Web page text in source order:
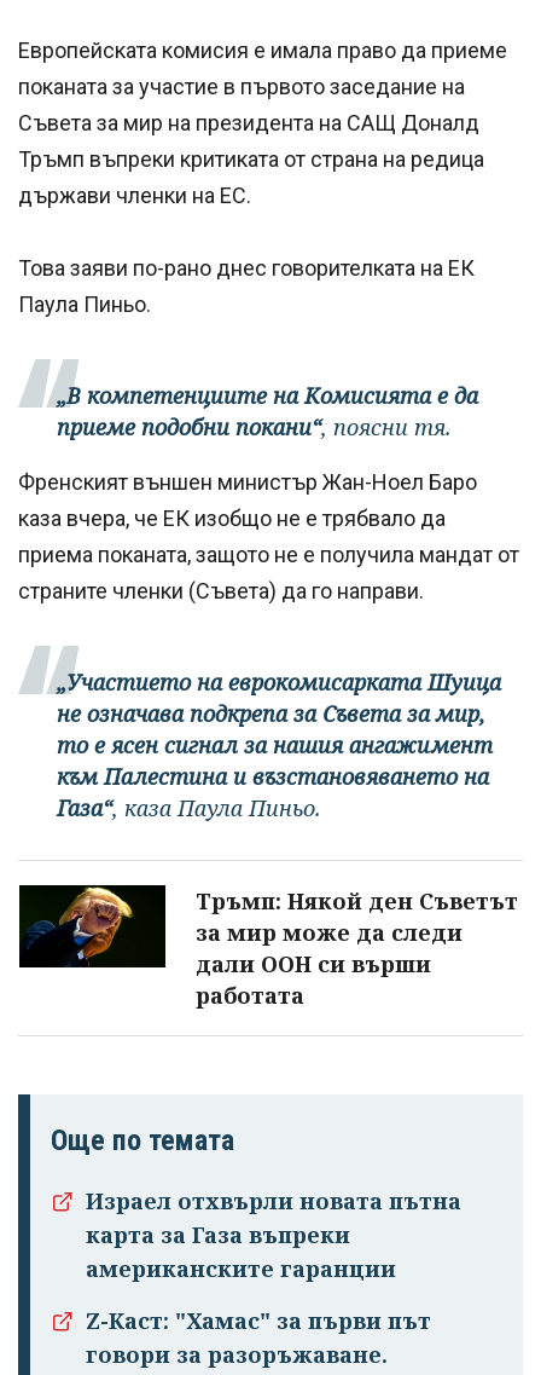
Успешно
излязохте от
профила си!
Европейската комисия е имала право да приеме
поканата за участие в първото заседание на
Съвета за мир на президента на САЩ Доналд
Тръмп въпреки критиката от страна на редица
държави членки на ЕС.
Това заяви по-рано днес говорителката на ЕК
Паула Пиньо.
„В компетенциите на Комисията е да
приеме подобни покани“, поясни тя.
Френският външен министър Жан-Ноел Баро
каза вчера, че ЕК изобщо не е трябвало да
приема поканата, защото не е получила мандат от
страните членки (Съвета) да го направи.
„Участието на еврокомисарката Шуица
не означава подкрепа за Съвета за мир,
то е ясен сигнал за нашия ангажимент
към Палестина и възстановяването на
Газа“, каза Паула Пиньо.
Тръмп: Някой ден Съветът
за мир може да следи
дали ООН си върши
работата
Още по темата
Израел отхвърли новата пътна
карта за Газа въпреки
американските гаранции
Z-Каст: "Хамас" за първи път
говори за разоръжаване.